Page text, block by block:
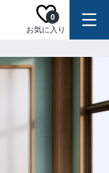
お気に入り
0